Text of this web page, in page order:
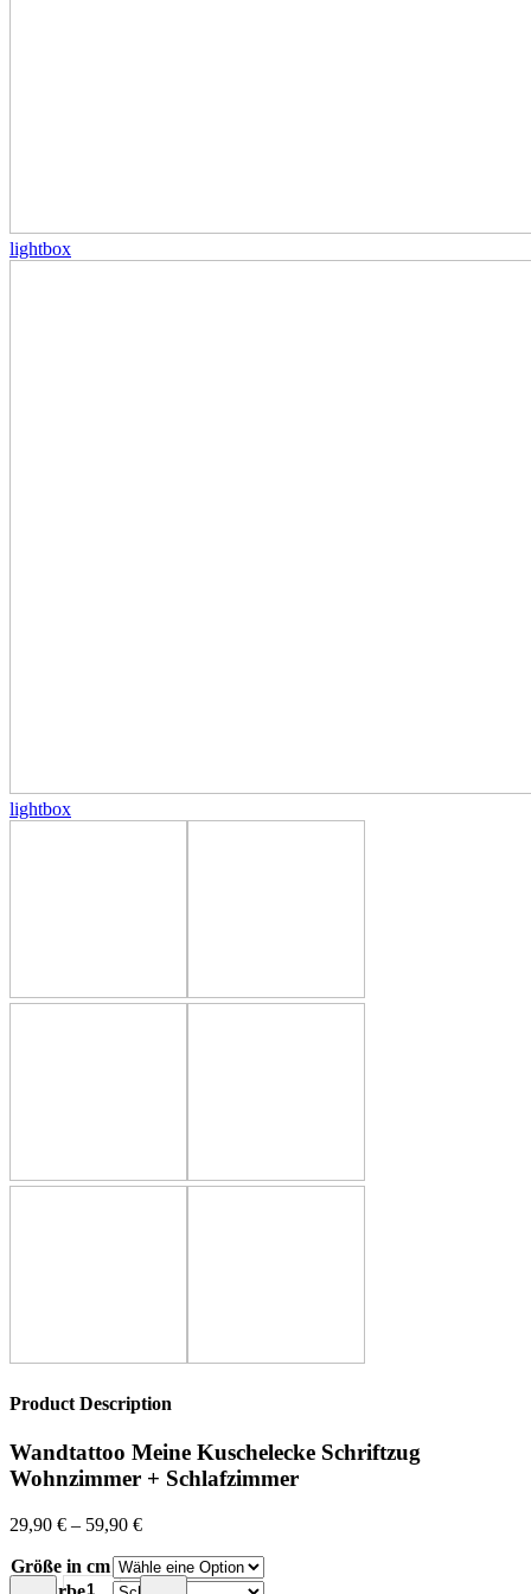
lightbox
lightbox
Product Description
Wandtattoo Meine Kuschelecke Schriftzug
Wohnzimmer + Schlafzimmer
29,90 € – 59,90 €
Größe in cm
Wandtattoo